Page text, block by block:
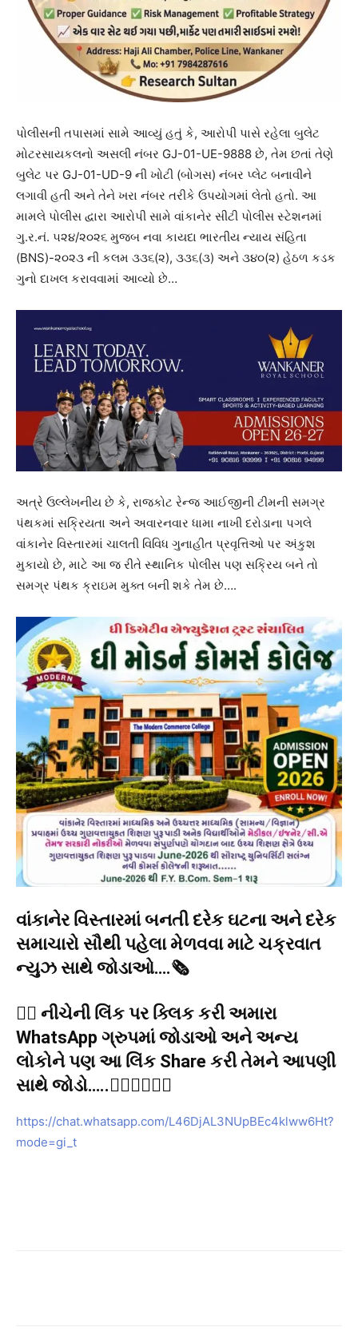
પોલીસની તપાસમાં સામે આવ્યું હતું કે, આરોપી પાસે રહેલા બુલેટ
મોટરસાયકલનો અસલી નંબર GJ-01-UE-9888 છે, તેમ છતાં તેણે
બુલેટ પર GJ-01-UD-9 ની ખોટી (બોગસ) નંબર પ્લેટ બનાવીને
લગાવી હતી અને તેને ખરા નંબર તરીકે ઉપયોગમાં લેતો હતો. આ
મામલે પોલીસ દ્વારા આરોપી સામે વાંકાનેર સીટી પોલીસ સ્ટેશનમાં
ગુ.ર.નં. ૫૨૪/૨૦૨૬ મુજબ નવા કાયદા ભારતીય ન્યાય સંહિતા
(BNS)-૨૦૨૩ ની કલમ ૩૩૬(૨), ૩૩૬(૩) અને ૩૪૦(૨) હેઠળ કડક
ગુનો દાખલ કરાવવામાં આવ્યો છે…
અત્રે ઉલ્લેખનીય છે કે, રાજકોટ રેન્જ આઈજીની ટીમની સમગ્ર
પંથકમાં સક્રિયતા અને અવારનવાર ધામા નાખી દરોડાના પગલે
વાંકાનેર વિસ્તારમાં ચાલતી વિવિધ ગુનાહીત પ્રવૃત્તિઓ પર અંકુશ
મુકાયો છે, માટે આ જ રીતે સ્થાનિક પોલીસ પણ સક્રિય બને તો
સમગ્ર પંથક ક્રાઇમ મુક્ત બની શકે તેમ છે….
વાંકાનેર વિસ્તારમાં બનતી દરેક ઘટના અને દરેક
સમાચારો સૌથી પહેલા મેળવવા માટે ચક્રવાત
ન્યુઝ સાથે જોડાઓ….🗞️
👉🏻 નીચેની લિંક પર ક્લિક કરી અમારા
WhatsApp ગ્રુપમાં જોડાઓ અને અન્ય
લોકોને પણ આ લિંક Share કરી તેમને આપણી
સાથે જોડો…..👇🏻👇🏻👇🏻
https://chat.whatsapp.com/L46DjAL3NUpBEc4klww6Ht?
mode=gi_t